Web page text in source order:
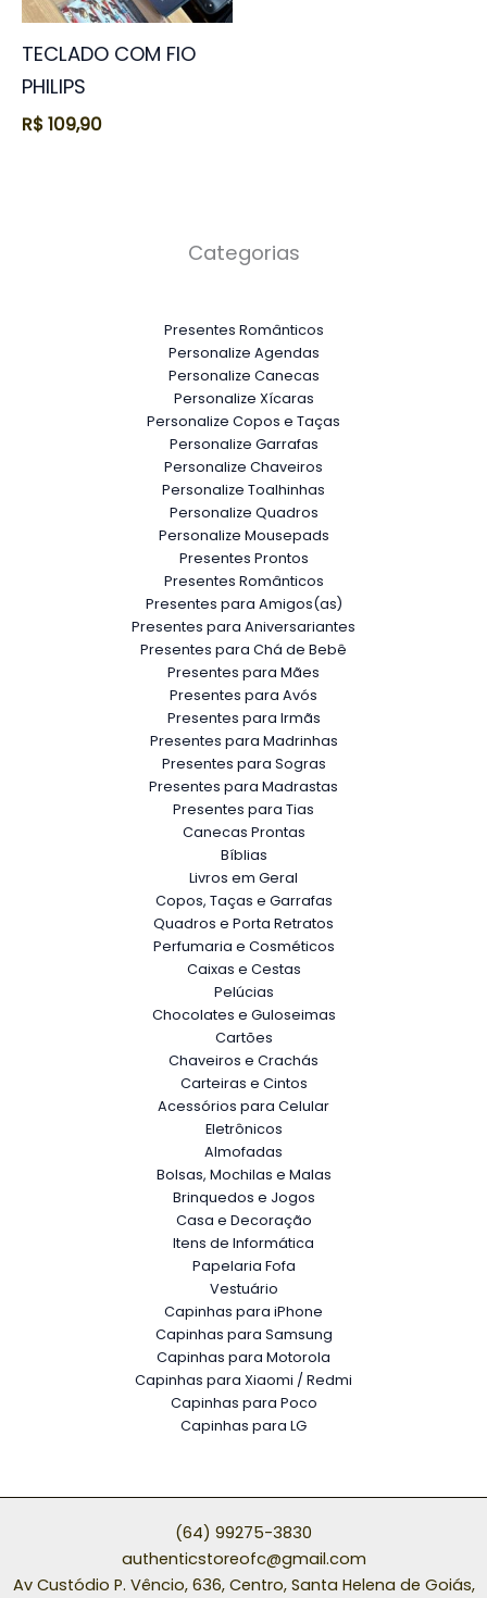
TECLADO COM FIO
PHILIPS
R$109,90
Categorias
Presentes Românticos
Personalize Agendas
Personalize Canecas
Personalize Xícaras
Personalize Copos e Taças
Personalize Garrafas
Personalize Chaveiros
Personalize Toalhinhas
Personalize Quadros
Personalize Mousepads
Presentes Prontos
Presentes Românticos
Presentes para Amigos(as)
Presentes para Aniversariantes
Presentes para Chá de Bebê
Presentes para Mães
Presentes para Avós
Presentes para Irmãs
Presentes para Madrinhas
Presentes para Sogras
Presentes para Madrastas
Presentes para Tias
Canecas Prontas
Bíblias
Livros em Geral
Copos, Taças e Garrafas
Quadros e Porta Retratos
Perfumaria e Cosméticos
Caixas e Cestas
Pelúcias
Chocolates e Guloseimas
Cartões
Chaveiros e Crachás
Carteiras e Cintos
Acessórios para Celular
Eletrônicos
Almofadas
Bolsas, Mochilas e Malas
Brinquedos e Jogos
Casa e Decoração
Itens de Informática
Papelaria Fofa
Vestuário
Capinhas para iPhone
Capinhas para Samsung
Capinhas para Motorola
Capinhas para Xiaomi / Redmi
Capinhas para Poco
Capinhas para LG
(64) 99275-3830
authenticstoreofc@gmail.com
Av Custódio P. Vêncio, 636, Centro, Santa Helena de Goiás,